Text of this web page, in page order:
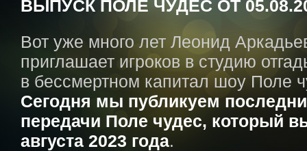
ВЫПУСК ПОЛЕ ЧУДЕС ОТ
Вот уже много лет Леонид
приглашает игроков в студию
в бессмертном капитал шоу Поле
Сегодня мы публикуем
передачи Поле чудес, который
августа 2023 года.